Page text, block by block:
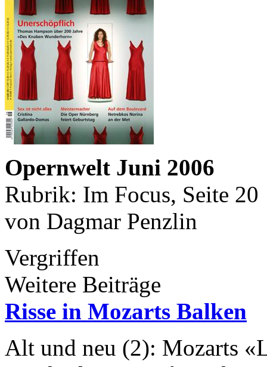
Opernwelt Juni 2006
Rubrik: Im Focus, Seite 20
von Dagmar Penzlin
Vergriffen
Weitere Beiträge
Risse in Mozarts Balken
Alt und neu (2): Mozarts